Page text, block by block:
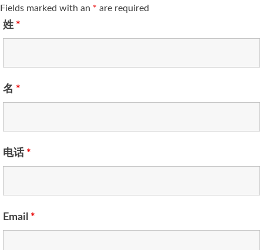
Fields marked with an * are required
姓 *
名 *
电话 *
Email *